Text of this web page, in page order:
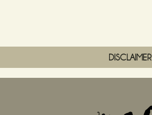
DISCLAIMER